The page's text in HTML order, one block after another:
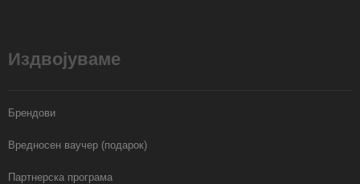
Издвојуваме
Брендови
Вредносен ваучер (подарок)
Партнерска програма